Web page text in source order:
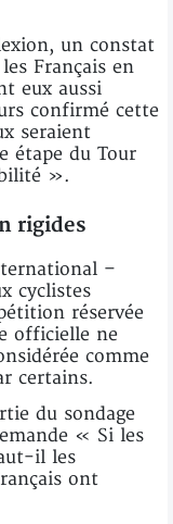
un constat
Français en
eux aussi
confirmé cette
seraient
étape du Tour
».
rigides
–
cyclistes
réservée
officielle ne
comme
certains.
du sondage
« Si les
il les
ont